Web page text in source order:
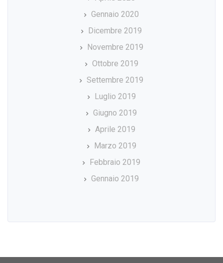
Gennaio 2020
Dicembre 2019
Novembre 2019
Ottobre 2019
Settembre 2019
Luglio 2019
Giugno 2019
Aprile 2019
Marzo 2019
Febbraio 2019
Gennaio 2019